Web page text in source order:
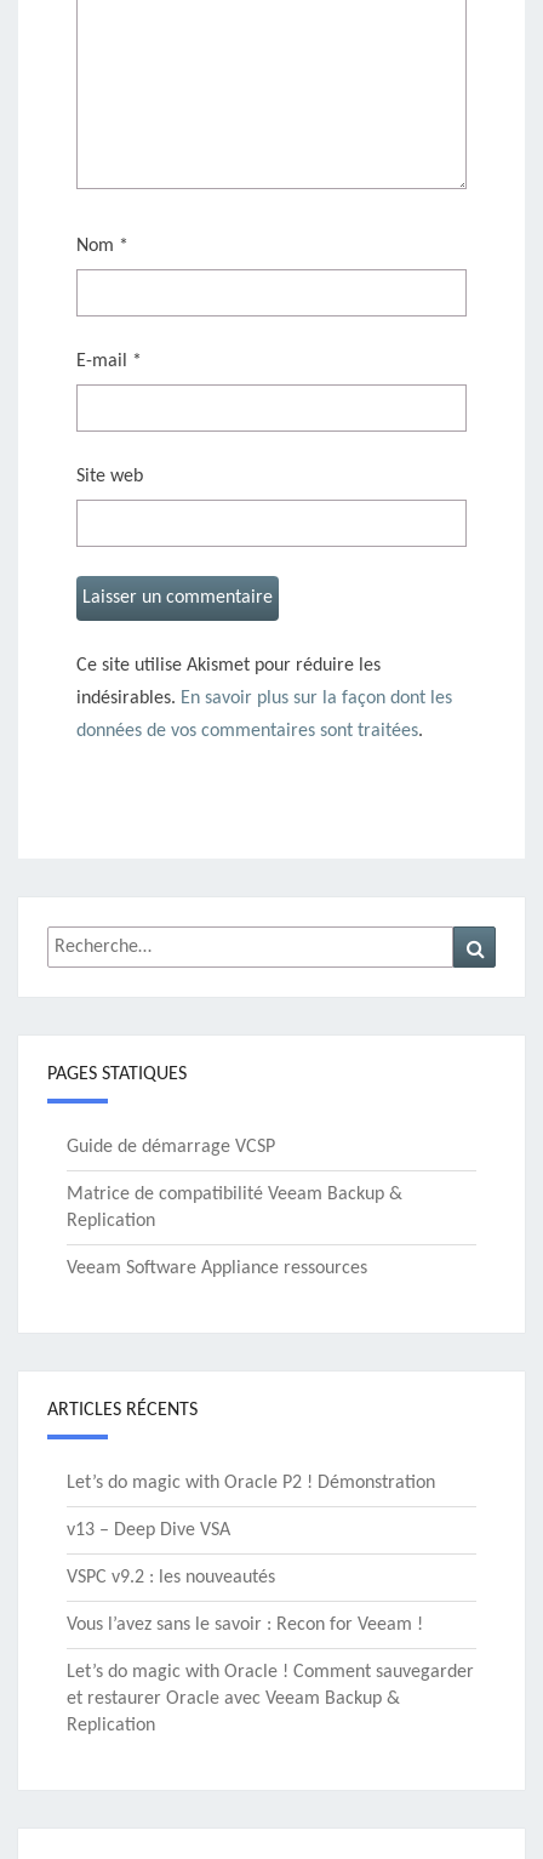
Nom *
E-mail *
Site web
Ce site utilise Akismet pour réduire les
indésirables. En savoir plus sur la façon dont les
données de vos commentaires sont traitées.
Rechercher :
PAGES STATIQUES
Guide de démarrage VCSP
Matrice de compatibilité Veeam Backup &
Replication
Veeam Software Appliance ressources
ARTICLES RÉCENTS
Let’s do magic with Oracle P2 ! Démonstration
v13 – Deep Dive VSA
VSPC v9.2 : les nouveautés
Vous l’avez sans le savoir : Recon for Veeam !
Let’s do magic with Oracle ! Comment sauvegarder
et restaurer Oracle avec Veeam Backup &
Replication